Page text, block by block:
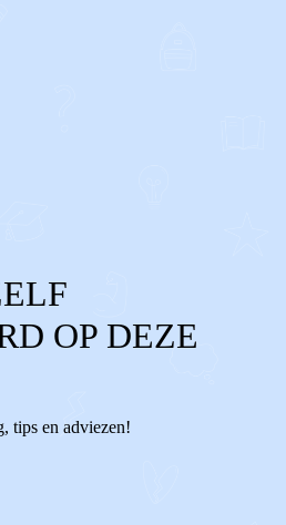
OP DEZE
tips en adviezen!